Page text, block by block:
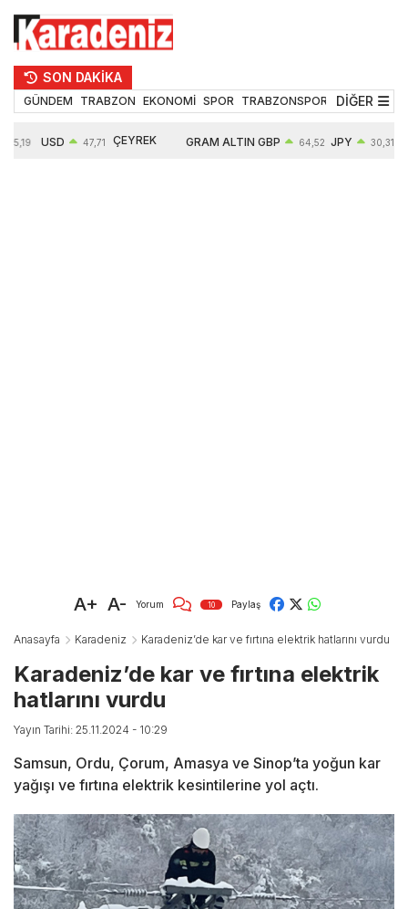
SON DAKİKA
GÜNDEM TRABZON EKONOMİ SPOR TRABZONSPOR TEKNOLOJİ
DİĞER
55,19 USD 47,71 ÇEYREK GRAM ALTIN GBP 64,52 JPY 30,31
A+ A- Yorum 10 Paylaş
Anasayfa Karadeniz Karadeniz’de kar ve fırtına elektrik hatlarını vurdu
Karadeniz’de kar ve fırtına elektrik
hatlarını vurdu
Yayın Tarihi: 25.11.2024 - 10:29
Samsun, Ordu, Çorum, Amasya ve Sinop’ta yoğun kar
yağışı ve fırtına elektrik kesintilerine yol açtı.